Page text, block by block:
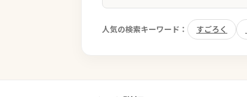
人気の検索キーワード： すごろく